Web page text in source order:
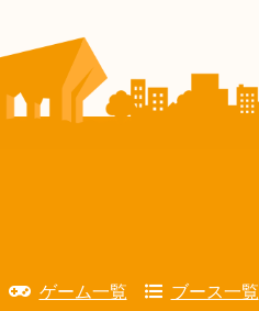
ゲーム一覧 ブース一覧